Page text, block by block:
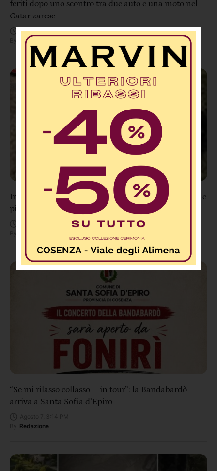
feriti dopo uno scontro tra due auto e una moto nel
Catanzarese
Agosto 8, 11:48 AM
Redazione
Incendio sul Pollino, convalidato l’arresto del 56enne
piromane
“Se mi rilasso collasso – in tour”: la Bandabardò
arriva a Santa Sofia d’Epiro
Redazione